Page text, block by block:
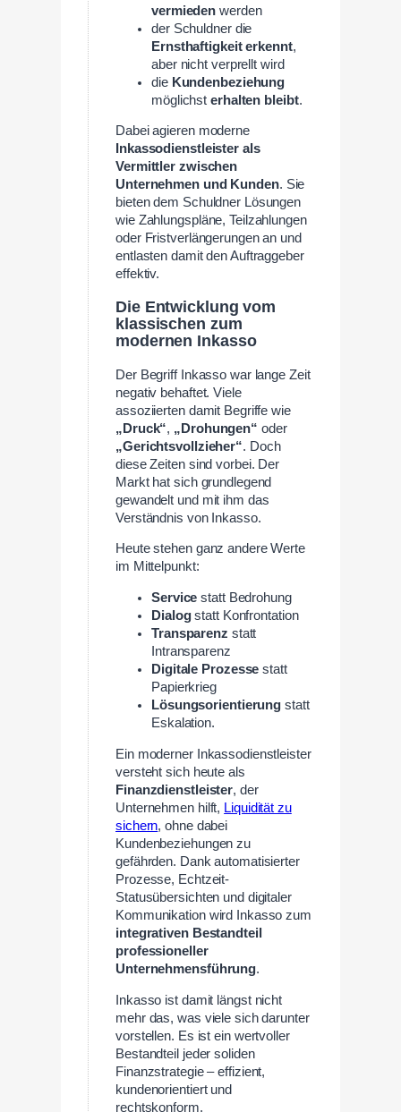
vermiedenwerden
der Schuldner die
Ernsthaftigkeit erkennt,
aber nicht verprellt wird
die Kundenbeziehung
möglichst erhalten bleibt.
Dabei agieren moderne
Inkassodienstleister als
Vermittler zwischen
Unternehmen und Kunden. Sie
bieten dem Schuldner Lösungen
wie Zahlungspläne, Teilzahlungen
oder Fristverlängerungen an und
entlasten damit den Auftraggeber
effektiv.
Die Entwicklung vom
klassischen zum
modernen Inkasso
Der Begriff Inkasso war lange Zeit
negativ behaftet. Viele
assoziierten damit Begriffe wie
„Druck“, „Drohungen“ oder
„Gerichtsvollzieher“. Doch
diese Zeiten sind vorbei. Der
Markt hat sich grundlegend
gewandelt und mit ihm das
Verständnis von Inkasso.
Heute stehen ganz andere Werte
im Mittelpunkt:
Servicestatt Bedrohung
Dialogstatt Konfrontation
Transparenz statt
Intransparenz
Digitale Prozessestatt
Papierkrieg
Lösungsorientierung statt
Eskalation.
Ein moderner Inkassodienstleister
versteht sich heute als
Finanzdienstleister, der
Unternehmen hilft, Liquidität zu
sichern, ohne dabei
Kundenbeziehungen zu
gefährden. Dank automatisierter
Prozesse, Echtzeit-
Statusübersichten und digitaler
Kommunikation wird Inkasso zum
integrativen Bestandteil
professioneller
Unternehmensführung.
Inkasso ist damit längst nicht
mehr das, was viele sich darunter
vorstellen. Es ist ein wertvoller
Bestandteil jeder soliden
Finanzstrategie – effizient,
kundenorientiert und
rechtskonform.